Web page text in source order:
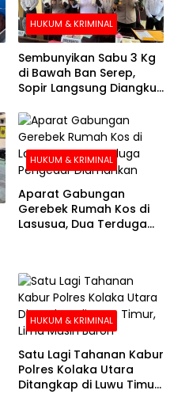
HUKUM & KRIMINAL
Sembunyikan Sabu 3 Kg
di Bawah Ban Serep,
Sopir Langsung Diangkut
HUKUM & KRIMINAL
Aparat Gabungan
Gerebek Rumah Kos di
Lasusua, Dua Terduga
HUKUM & KRIMINAL
Satu Lagi Tahanan Kabur
Polres Kolaka Utara
Ditangkap di Luwu Timur,